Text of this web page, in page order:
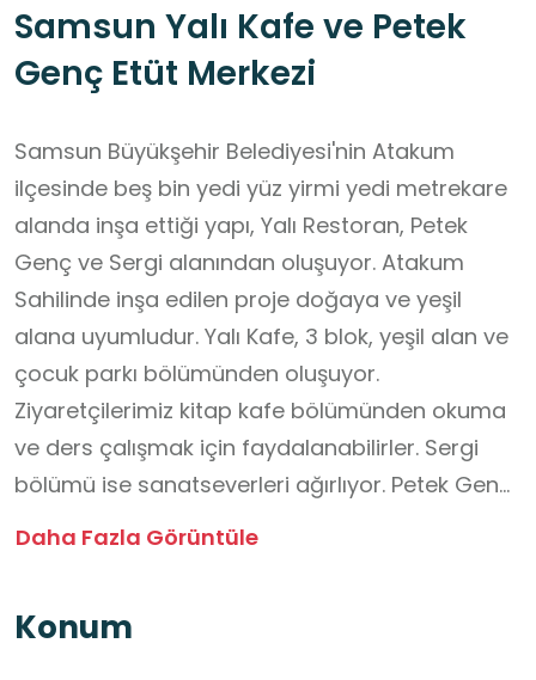
Samsun Yalı Kafe ve Petek
Genç Etüt Merkezi
Samsun Büyükşehir Belediyesi'nin Atakum
ilçesinde beş bin yedi yüz yirmi yedi metrekare
alanda inşa ettiği yapı, Yalı Restoran, Petek
Genç ve Sergi alanından oluşuyor. Atakum
Sahilinde inşa edilen proje doğaya ve yeşil
alana uyumludur. Yalı Kafe, 3 blok, yeşil alan ve
çocuk parkı bölümünden oluşuyor.
Ziyaretçilerimiz kitap kafe bölümünden okuma
ve ders çalışmak için faydalanabilirler. Sergi
bölümü ise sanatseverleri ağırlıyor. Petek Genç
bölümü ise etüt merkezi ve dijital gençlik
noktası oluyor. Etüt merkezinde öğrenciler;
Daha Fazla Görüntüle
Konum